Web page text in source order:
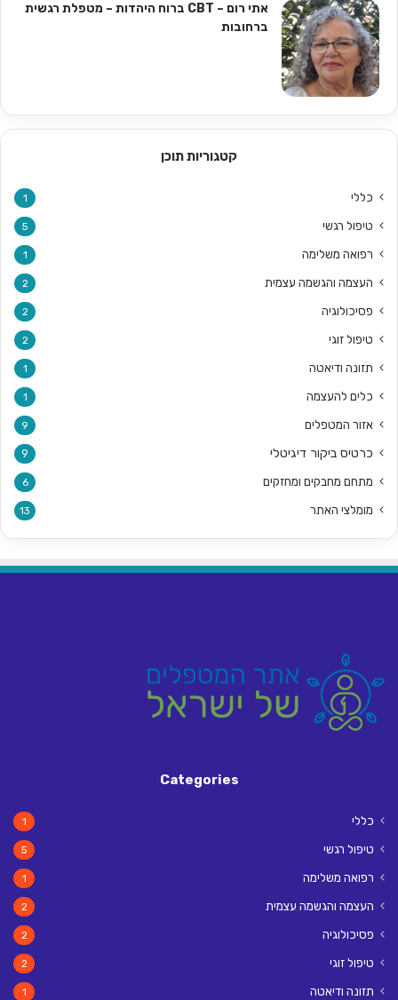
אתי רום – CBT ברוח היהדות – מטפלת רגשית
ברחובות
קטגוריות תוכן
כללי 1
טיפול רגשי 5
רפואה משלימה 1
העצמה והגשמה עצמית 2
פסיכולוגיה 2
טיפול זוגי 2
תזונה ודיאטה 1
כלים להעצמה 1
אזור המטפלים 9
כרטיס ביקור דיגיטלי 9
מתחם מחבקים ומחזקים 6
מומלצי האתר 13
Categories
כללי 1
טיפול רגשי 5
רפואה משלימה 1
העצמה והגשמה עצמית 2
פסיכולוגיה 2
טיפול זוגי 2
תזונה ודיאטה 1